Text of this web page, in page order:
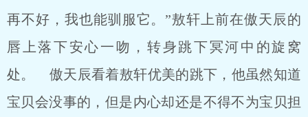
再不好，我也能驯服它。”敖轩上前在傲天辰的
唇上落下安心一吻，转身跳下冥河中的旋窝
处。 傲天辰看着敖轩优美的跳下，他虽然知道
宝贝会没事的，但是内心却还是不得不为宝贝担